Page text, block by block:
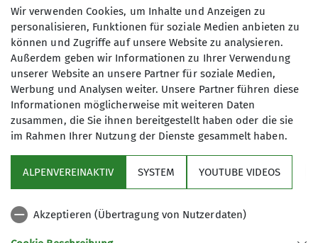
seit über 15 Jahren und kann auf viele
Unternehmungen rund um Heilsbronn,
in der Fränkischen Schweiz, dem
Fichtelgebige und in den Alpen
zurückblicken. So war man in den
Zillertaler Alpen, den Hohen Tauern,
im Toten Gebirge, in den Allgäuer
Alpen und in den Bayerischen Alpen (
Kanufahrten auf der Altmühl, Naab,
Fränkischen Saale und Pegnitz
Skiwochenenden im Fichtel- und
Waldsteingebirge oder den
Anmeldung
Auskunft und Anmeldung bei Jürgen
Schneider Tel. 09872-805480 oder über
heilsbronn@alpenverein-fuerth.de
Sektion
Programm
Wir verwenden Cookies, um Inhalte und Anzeigen zu
personalisieren, Funktionen für soziale Medien anbieten zu
können und Zugriffe auf unsere Website zu analysieren.
Außerdem geben wir Informationen zu Ihrer Verwendung
unserer Website an unsere Partner für soziale Medien,
Werbung und Analysen weiter. Unsere Partner führen diese
Informationen möglicherweise mit weiteren Daten
zusammen, die Sie ihnen bereitgestellt haben oder die sie
im Rahmen Ihrer Nutzung der Dienste gesammelt haben.
ALPENVEREINAKTIV SYSTEM YOUTUBE VIDEOS
Akzeptieren (Übertragung von Nutzerdaten)